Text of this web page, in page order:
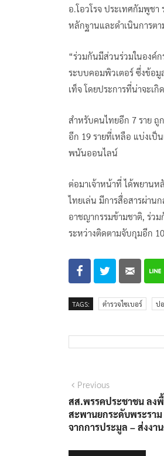
อ.โอวโรจ ประเทศกัมพูช
หลักฐานและดำเนินการต
“ร่วมกันมีส่วนร่วมในองค์
ระบบคอมพิวเตอร์ ซึ่งข้อ
เท็จ โดยประการที่น่าจะเ
สำหรับคนไทยอีก 7 ราย ถู
อีก 19 รายที่เหลือ แบ่งเป็
พนันออนไลน์
ต่อมาเจ้าหน้าที่ ได้พยาน
ไทยเล่น มีการสื่อสารผ่าน
อาชญากรรมข้ามชาติ, ร่ว
ระหว่างติดตามจับกุมอีก
TAGS: ตำรวจไซเบอร์ ป
แนะแนว
เรื่อง
PreviousPrevious
post:
สส.พรรคประชาชน ลง
สะพานยกระดับพระรา
จากการประมูล – ส่งงา